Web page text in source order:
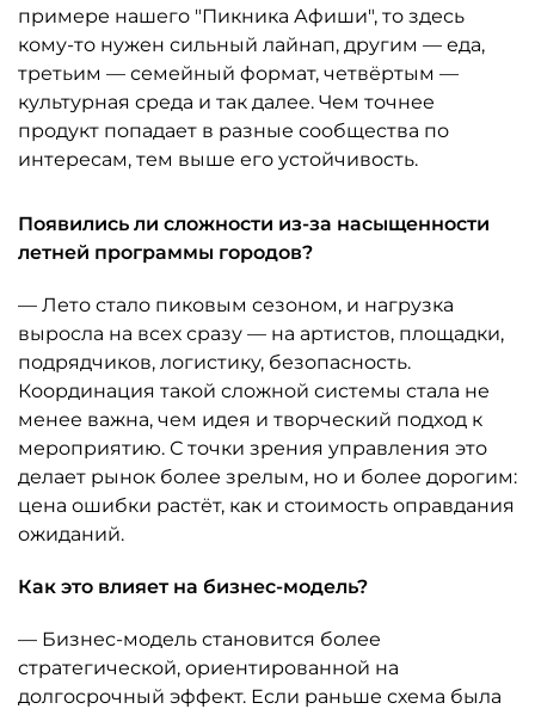
примере нашего "Пикника Афиши", то здесь
кому-то нужен сильный лайнап, другим — еда,
третьим — семейный формат, четвёртым —
культурная среда и так далее. Чем точнее
продукт попадает в разные сообщества по
интересам, тем выше его устойчивость.
Появились ли сложности из-за насыщенности
летней программы городов?
— Лето стало пиковым сезоном, и нагрузка
выросла на всех сразу — на артистов, площадки,
подрядчиков, логистику, безопасность.
Координация такой сложной системы стала не
менее важна, чем идея и творческий подход к
мероприятию. С точки зрения управления это
делает рынок более зрелым, но и более дорогим:
цена ошибки растёт, как и стоимость оправдания
ожиданий.
Как это влияет на бизнес-модель?
— Бизнес-модель становится более
стратегической, ориентированной на
долгосрочный эффект. Если раньше схема была